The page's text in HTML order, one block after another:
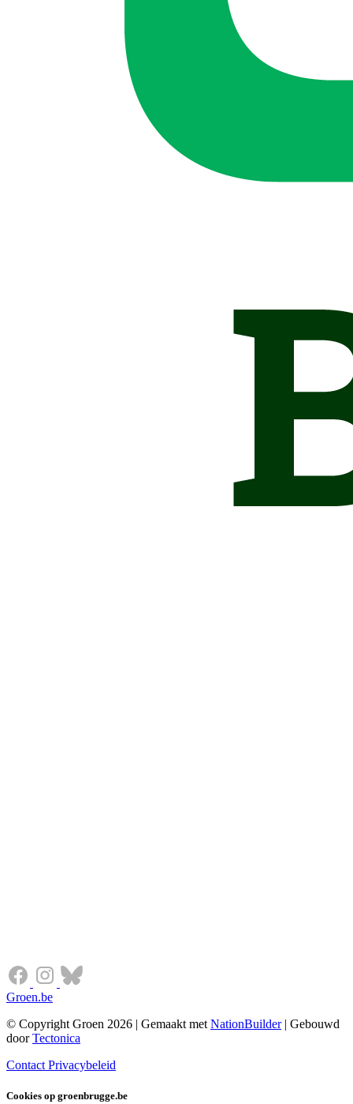
Groen.be
© Copyright Groen 2026 | Gemaakt met NationBuilder| Gebouwd
doorTectonica
Contact Privacybeleid
Cookies op groenbrugge.be